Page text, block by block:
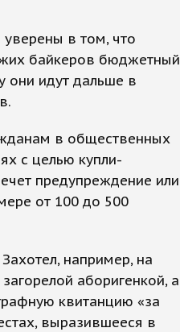
в том, что
байкеров бюджетный
они идут дальше в
в общественных
с целью купли-
предупреждение или
от 100 до 500
например, на
аборигенкой, а
квитанцию «за
выразившееся в